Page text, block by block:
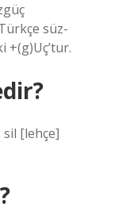
süz-
sil [lehçe]